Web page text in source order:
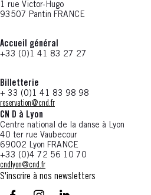
1 rue Victor-Hugo
93507 Pantin FRANCE
Accueil général
+33 (0)1 41 83 27 27
Billetterie
+ 33 (0)1 41 83 98 98
reservation@cnd.fr
CN D à Lyon
Centre national de la danse à Lyon
40 ter rue Vaubecour
69002 Lyon FRANCE
+33 (0)4 72 56 10 70
cndlyon@cnd.fr
S'inscrire à nos newsletters